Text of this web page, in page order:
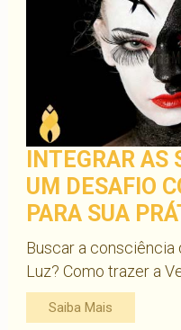
INTEGRAR
UM DESAFIO
PARA SUA
Buscar a consciência
Luz? Como trazer a
Saiba Mais